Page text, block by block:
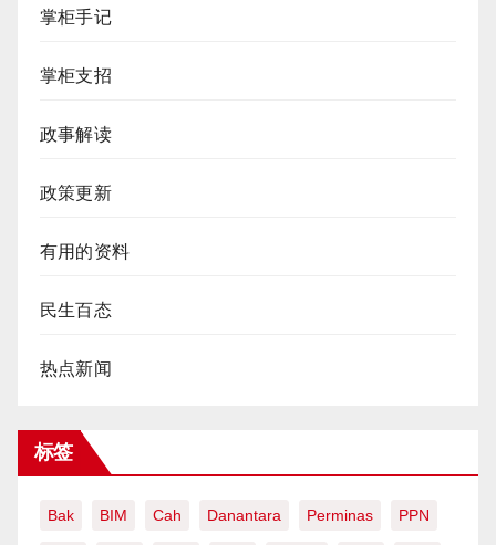
掌柜手记
掌柜支招
政事解读
政策更新
有用的资料
民生百态
热点新闻
标签
Bak BIM Cah Danantara Perminas PPN